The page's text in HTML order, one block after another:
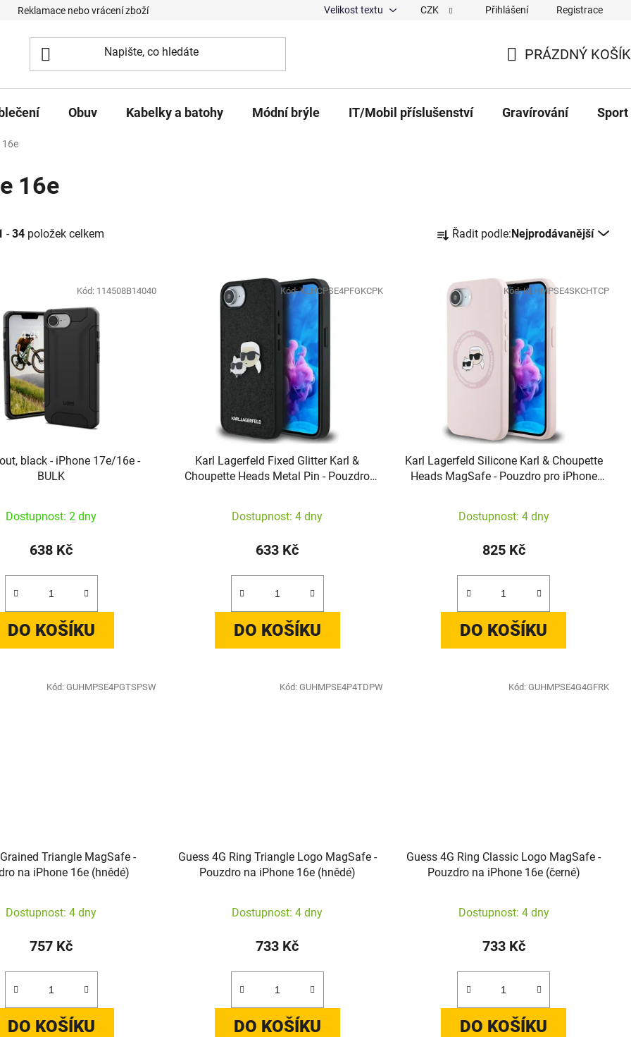
Reklamace nebo vrácení zboží Podmínky ochrany osobních údajů O nás Magazín Hodnocení obchodu
Velikost textu CZK Přihlášení Registrace
PRÁZDNÝ KOŠÍK
Obuv Kabelky a batohy Módní brýle IT/Mobil příslušenství Gravírování Sport
16e
16e
-34 položek celkem
Řazení produktů
Řadit podle:Nejprodávanější
black - iPhone 17e/16e -
BULK
Dostupnost: 2 dny
638 Kč
DO KOŠÍKU
Kód: 114508B14040
Karl Lagerfeld Fixed Glitter Karl &
Choupette Heads Metal Pin - Pouzdro
Dostupnost: 4 dny
633 Kč
DO KOŠÍKU
Kód:KLHCPSE4PFGKCPK
Karl Lagerfeld Silicone Karl & Choupette
Heads MagSafe - Pouzdro pro iPhone
Dostupnost: 4 dny
825 Kč
DO KOŠÍKU
Kód:KLHMPSE4SKCHTCP
Triangle MagSafe -
na iPhone 16e (hnědé)
Dostupnost: 4 dny
757 Kč
DO KOŠÍKU
Kód:GUHMPSE4PGTSPSW
Guess 4G Ring Triangle Logo MagSafe -
Pouzdro na iPhone 16e (hnědé)
Dostupnost: 4 dny
733 Kč
DO KOŠÍKU
Kód: GUHMPSE4P4TDPW
Guess 4G Ring Classic Logo MagSafe -
Pouzdro na iPhone 16e (černé)
Dostupnost: 4 dny
733 Kč
DO KOŠÍKU
Kód: GUHMPSE4G4GFRK